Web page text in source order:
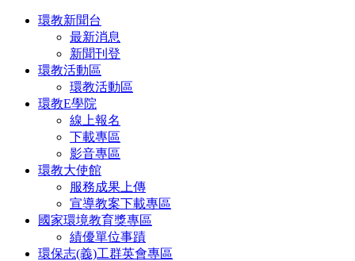
環教新聞台
最新消息
新聞刊登
環教活動區
環教活動區
環教E學院
線上報名
下載專區
影音專區
環教大使館
服務成果上傳
宣導教案下載專區
國家環境教育獎專區
績優單位事蹟
環保志(義)工群英會專區